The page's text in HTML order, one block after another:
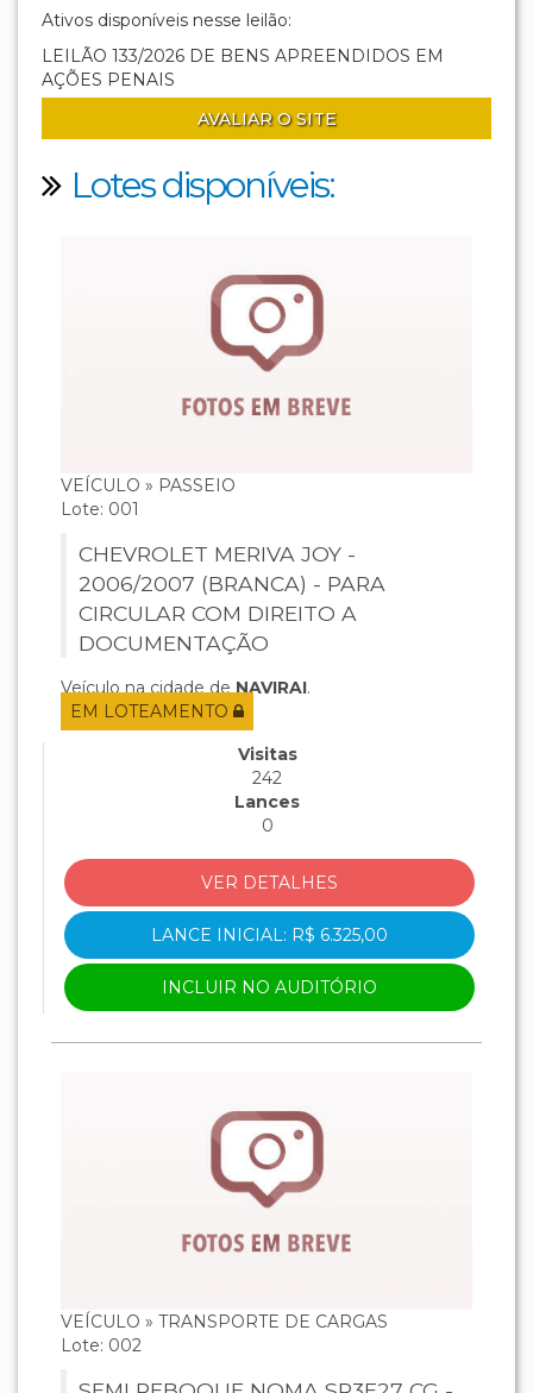
Ativos disponíveis nesse leilão:
LEILÃO 133/2026 DE BENS APREENDIDOS EM
AÇÕES PENAIS
AVALIAR O SITE
Lotes disponíveis:
VEÍCULO » PASSEIO
Lote: 001
CHEVROLET MERIVA JOY -
2006/2007 (BRANCA) - PARA
CIRCULAR COM DIREITO A
DOCUMENTAÇÃO
Veículo na cidade deNAVIRAI.
EM LOTEAMENTO
Visitas
242
Lances
0
VER DETALHES
LANCE INICIAL: R$ 6.325,00
INCLUIR NO AUDITÓRIO
VEÍCULO » TRANSPORTE DE CARGAS
Lote: 002